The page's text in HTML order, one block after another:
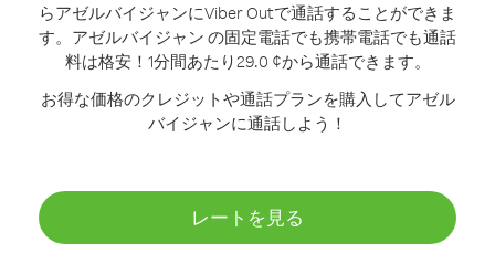
らアゼルバイジャンにViber Outで通話することができま
す。 アゼルバイジャン の固定電話でも携帯電話でも通話
料は格安！1分間あたり29.0 ¢から通話できます。
お得な価格のクレジットや通話プランを購入してアゼル
バイジャンに通話しよう！
レートを見る